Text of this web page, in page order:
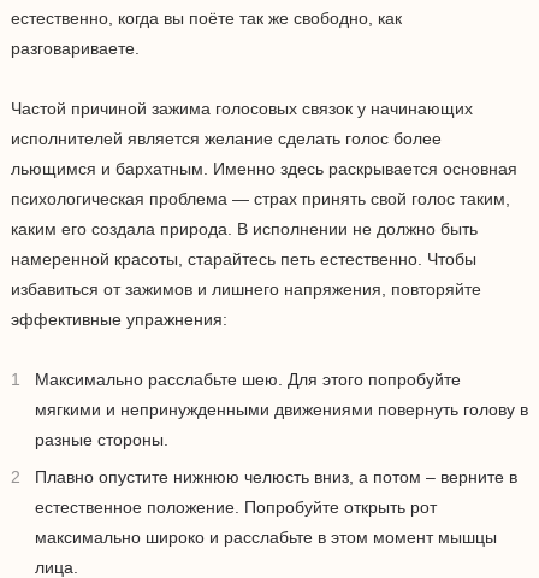
естественно, когда вы поёте так же свободно, как
разговариваете.
Частой причиной зажима голосовых связок у начинающих
исполнителей является желание сделать голос более
льющимся и бархатным. Именно здесь раскрывается основная
психологическая проблема — страх принять свой голос таким,
каким его создала природа. В исполнении не должно быть
намеренной красоты, старайтесь петь естественно. Чтобы
избавиться от зажимов и лишнего напряжения, повторяйте
эффективные упражнения:
Максимально расслабьте шею. Для этого попробуйте
мягкими и непринужденными движениями повернуть голову в
разные стороны.
Плавно опустите нижнюю челюсть вниз, а потом – верните в
естественное положение. Попробуйте открыть рот
максимально широко и расслабьте в этом момент мышцы
лица.